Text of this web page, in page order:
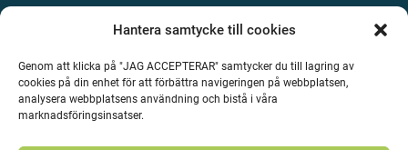
Hantera samtycke till cookies
Genom att klicka på "JAG ACCEPTERAR" samtycker du till lagring av
cookies på din enhet för att förbättra navigeringen på webbplatsen,
analysera webbplatsens användning och bistå i våra
marknadsföringsinsatser.